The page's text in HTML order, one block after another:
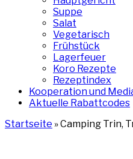
Suppe
Salat
Vegetarisch
Frühstück
Lagerfeuer
Koro Rezepte
Rezeptindex
Kooperation und
Aktuelle Rabattcodes
Startseite »Camping Trin,